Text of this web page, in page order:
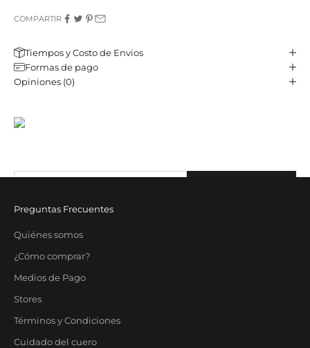
COMPARTIR
Tiempos y Costo de Envios
Formas de pago
Opiniones (0)
Sé parte de nuestro email-club y recibí contenido y beneficios
Correo electrónico
Preguntas Frecuentes
Quiénes somos
¿Cómo comprar?
Medios de Pago
Stores
Términos y Condiciones
Cuidado del cuero